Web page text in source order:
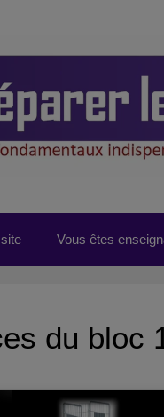
Vous êtes
du bloc